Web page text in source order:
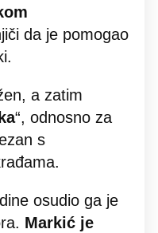
da je pomogao
a zatim
“, odnosno za
s
osudio ga je
Markić je